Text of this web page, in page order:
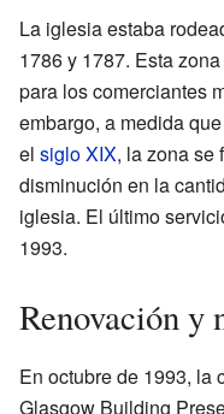
La iglesia estaba
1786 y 1787. Esta
para los comerciantes
embargo, a medida
el siglo XIX, la zona se
disminución en la
iglesia. El último
1993.
Renovación y
En octubre de 1993, la
Glasgow Building